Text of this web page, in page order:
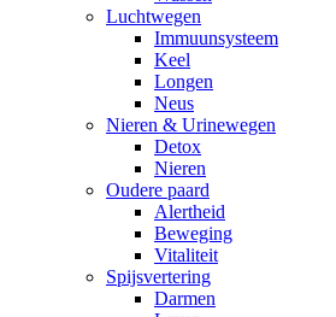
Luchtwegen
Immuunsysteem
Keel
Longen
Neus
Nieren & Urinewegen
Detox
Nieren
Oudere paard
Alertheid
Beweging
Vitaliteit
Spijsvertering
Darmen